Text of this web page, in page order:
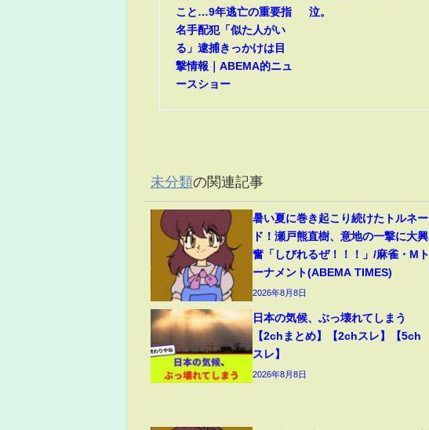
こと…9年逃亡の重要指
名手配犯「似た人がい
る」逮捕きっかけは目
撃情報｜ABEMA的ニュ
ースショー
泣。
未分類の関連記事
暑い夏に巻き起こり続けたトルネー
ド！瀬戸熊直樹、意地の一撃に大興
奮「しびれるぜ！！！」/麻雀・Mト
ーナメント(ABEMA TIMES)
2026年8月8日
日本の気候、ぶっ壊れてしまう
【2chまとめ】【2chスレ】【5ch
スレ】
2026年8月8日